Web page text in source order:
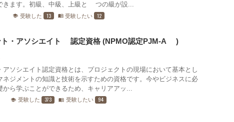
きます。初級、中級、上級と3つの級が設...
school 受験した 13 menu_book 受験したい 12
ト・アソシエイト™認定資格 (NPMO認定PJM-A™)
ソシエイト認定資格とは、プロジェクトの現場において基本とし
ジメントの知識と技術を示すための資格です。今やビジネスに必
ら学ぶことができるため、キャリアアッ...
school 受験した 373 menu_book 受験したい 94